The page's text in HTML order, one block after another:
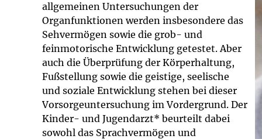
Häufige Fragen
Recht auf
Vorsorge- und
Hörlexikon
Material zu den
Broschüren
allgemeinen Untersuchungen der
Organfunktionen werden insbesondere das
Sehvermögen sowie die grob- und
feinmotorische Entwicklung getestet. Aber
auch die Überprüfung der Körperhaltung,
Fußstellung sowie die geistige, seelische
und soziale Entwicklung stehen bei dieser
Vorsorgeuntersuchung im Vordergrund. Der
Kinder- und Jugendarzt* beurteilt dabei
sowohl das Sprachvermögen und